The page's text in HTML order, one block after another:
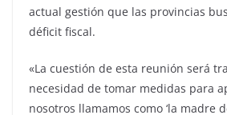
actual gestión que las provincias
déficit fiscal.
«La cuestión de esta reunión será
necesidad de tomar medidas para
nosotros llamamos como ‘la madre